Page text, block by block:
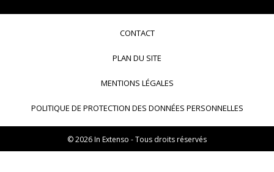
In Extenso Tourisme, Culture & Hôtellerie
Transaxio Hôtel, partenaire In Extenso
fulll, logiciel expert-comptable
CONTACT
PLAN DU SITE
MENTIONS LÉGALES
POLITIQUE DE PROTECTION DES DONNÉES PERSONNELLES
© 2026 In Extenso - Tous droits réservés